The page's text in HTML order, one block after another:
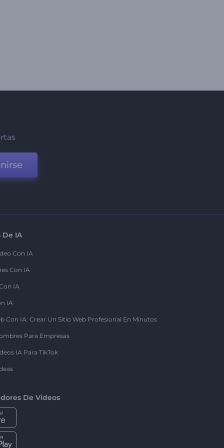
IA
Con IA
Con IA
IA
IA
Con IA: Crear Un Sitio Web Profesional En Minutos
Para Empresas
IA Para TikTok
De Videos